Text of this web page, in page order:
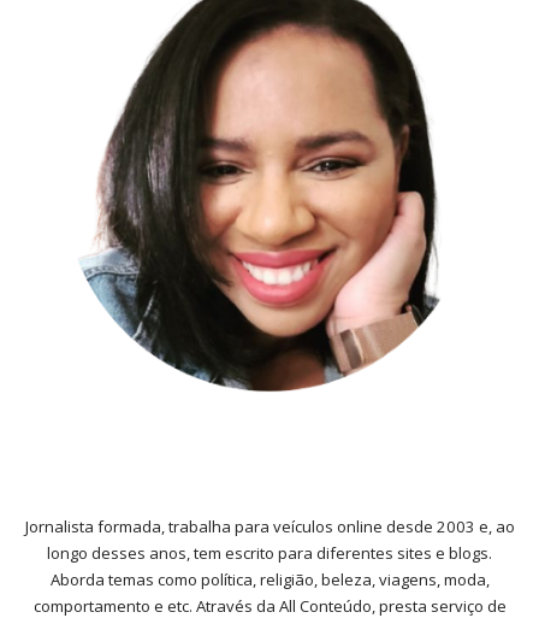
Jornalista formada, trabalha para veículos online desde 2003 e, ao
longo desses anos, tem escrito para diferentes sites e blogs.
Aborda temas como política, religião, beleza, viagens, moda,
comportamento e etc. Através da All Conteúdo, presta serviço de